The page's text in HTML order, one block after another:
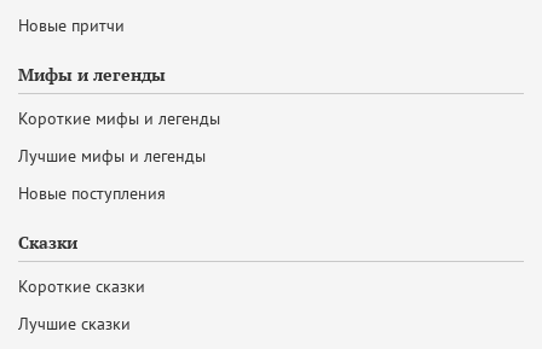
Новые притчи
Мифы и легенды
Короткие мифы и легенды
Лучшие мифы и легенды
Новые поступления
Сказки
Короткие сказки
Лучшие сказки